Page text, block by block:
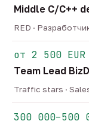
Middle C/C++
RED ·
от 2 500 EUR
Team Lead
Traffic stars ·
300 000–500